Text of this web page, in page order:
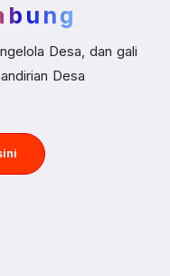
Desa, dan gali
Desa